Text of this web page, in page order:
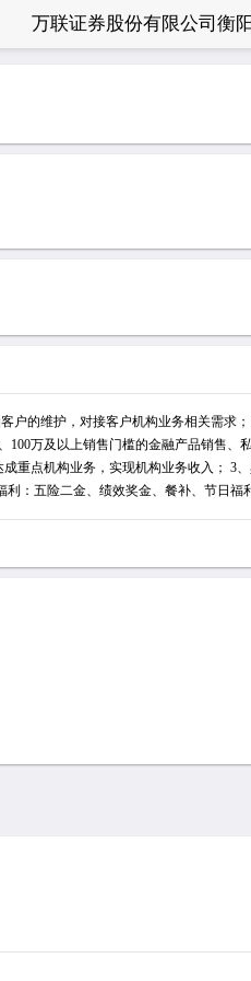
万联证券股份有限公司衡
户的维护，对接客户机构业务相关需
万及以上销售门槛的金融产品销售
重点机构业务，实现机构业务收入；
：五险二金、绩效奖金、餐补、节日